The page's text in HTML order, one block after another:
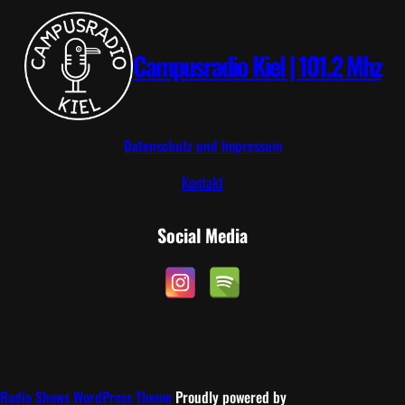
Campusradio Kiel | 101.2 Mhz
Datenschutz und Impressum
Kontakt
Social Media
Radio Shows WordPress Theme Proudly powered by